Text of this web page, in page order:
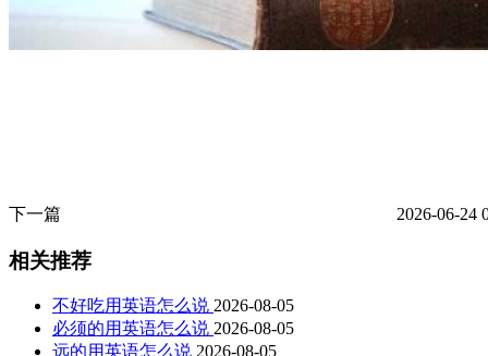
下一篇 2026-06-24
相关推荐
不好吃用英语怎么说 2026-08-05
必须的用英语怎么说 2026-08-05
远的用英语怎么说 2026-08-05